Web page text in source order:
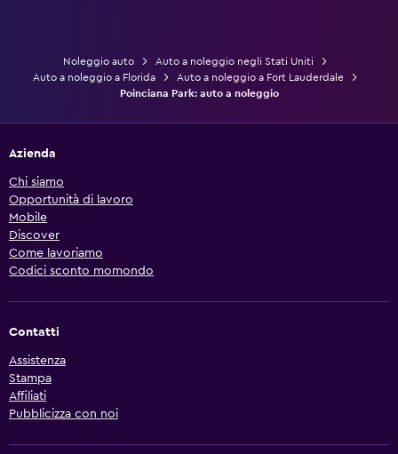
Noleggio auto
Auto a noleggio negli Stati Uniti
Auto a noleggio a Florida
Auto a noleggio a Fort Lauderdale
Poinciana Park: auto a noleggio
Azienda
Chi siamo
Opportunità di lavoro
Mobile
Discover
Come lavoriamo
Codici sconto momondo
Contatti
Assistenza
Stampa
Affiliati
Pubblicizza con noi